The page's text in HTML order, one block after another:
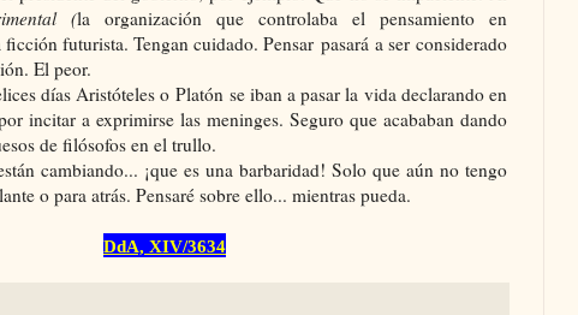
(la organización que controlaba el pensamiento en
futurista. Tengan cuidado. Pensar pasará a ser considerado
El peor.
días Aristóteles o Platón se iban a pasar la vida declarando en
incitar a exprimirse las meninges. Seguro que acababan dando
de filósofos en el trullo.
cambiando... ¡que es una barbaridad! Solo que aún no tengo
o para atrás. Pensaré sobre ello... mientras pueda.
DdA, XIV/3634